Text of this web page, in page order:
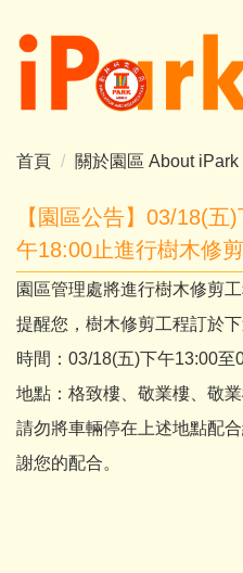
到
區
首頁 關於園區 About iPark
【園區公告】03/18(
午18:00止進行樹木修
園區管理處將進行樹木修剪工
提醒您，樹木修剪工程訂於下
時間：03/18(五)下午13:00至
地點：格致樓、敬業樓、敬
請勿將車輛停在上述地點配
謝您的配合。